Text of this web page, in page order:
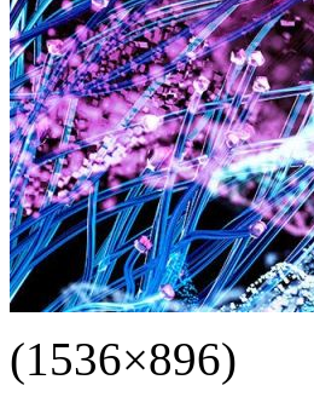
(1536×896)